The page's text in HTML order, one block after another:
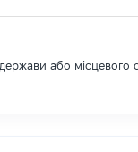
або місцевого